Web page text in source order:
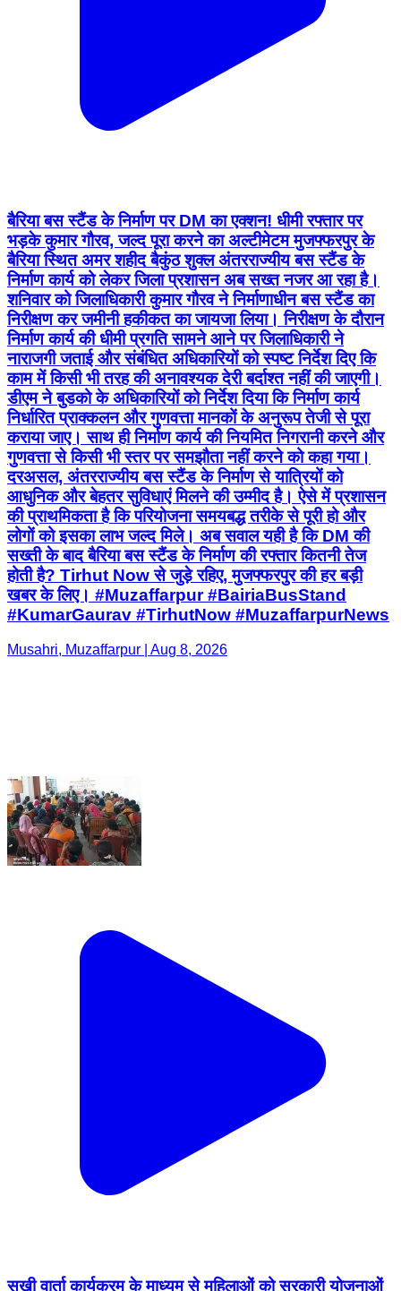
बैरिया बस स्टैंड के निर्माण पर DM का एक्शन! धीमी रफ्तार पर
भड़के कुमार गौरव, जल्द पूरा करने का अल्टीमेटम मुजफ्फरपुर के
बैरिया स्थित अमर शहीद बैकुंठ शुक्ल अंतरराज्यीय बस स्टैंड के
निर्माण कार्य को लेकर जिला प्रशासन अब सख्त नजर आ रहा है।
शनिवार को जिलाधिकारी कुमार गौरव ने निर्माणाधीन बस स्टैंड का
निरीक्षण कर जमीनी हकीकत का जायजा लिया। निरीक्षण के दौरान
निर्माण कार्य की धीमी प्रगति सामने आने पर जिलाधिकारी ने
नाराजगी जताई और संबंधित अधिकारियों को स्पष्ट निर्देश दिए कि
काम में किसी भी तरह की अनावश्यक देरी बर्दाश्त नहीं की जाएगी।
डीएम ने बुडको के अधिकारियों को निर्देश दिया कि निर्माण कार्य
निर्धारित प्राक्कलन और गुणवत्ता मानकों के अनुरूप तेजी से पूरा
कराया जाए। साथ ही निर्माण कार्य की नियमित निगरानी करने और
गुणवत्ता से किसी भी स्तर पर समझौता नहीं करने को कहा गया।
दरअसल, अंतरराज्यीय बस स्टैंड के निर्माण से यात्रियों को
आधुनिक और बेहतर सुविधाएं मिलने की उम्मीद है। ऐसे में प्रशासन
की प्राथमिकता है कि परियोजना समयबद्ध तरीके से पूरी हो और
लोगों को इसका लाभ जल्द मिले। अब सवाल यही है कि DM की
सख्ती के बाद बैरिया बस स्टैंड के निर्माण की रफ्तार कितनी तेज
होती है? Tirhut Now से जुड़े रहिए, मुजफ्फरपुर की हर बड़ी
खबर के लिए। #Muzaffarpur #BairiaBusStand
#KumarGaurav #TirhutNow #MuzaffarpurNews
Musahri, Muzaffarpur | Aug 8, 2026
सखी वार्ता कार्यक्रम के माध्यम से महिलाओं को सरकारी योजनाओं
कार्यक्रम में जीविका का सहयोग रहा, जिसमें जीविका से जुड़ी